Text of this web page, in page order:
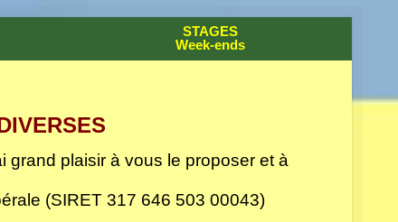
STAGES
Week-ends
grand plaisir à vous le proposer et à
(SIRET 317 646 503 00043)